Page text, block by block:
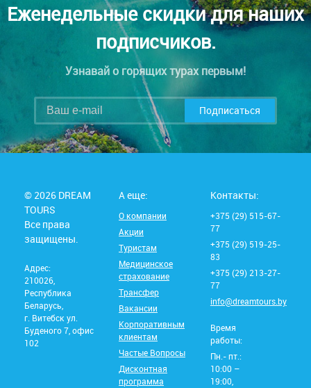
Еженедельные скидки для наших
подписчиков.
Узнавай о горящих турах первым!
Подписаться
© 2026 DREAM
TOURS
Все права
защищены.
Адрес:
210026,
Республика
Беларусь,
г. Витебск ул.
Буденого 7, офис
102
А еще:
О компании
Акции
Туристам
Медицинское
страхование
Трансфер
Вакансии
Корпоративным
клиентам
Частые Вопросы
Дисконтная
программа
Контакты:
+375 (29) 515-67-
77
+375 (29) 519-25-
83
+375 (29) 213-27-
77
info@dreamtours.by
Время
работы:
Пн.- пт.:
10:00 –
19:00,